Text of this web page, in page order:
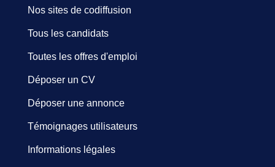
Nos sites de codiffusion
Tous les candidats
Toutes les offres d'emploi
Déposer un CV
Déposer une annonce
Témoignages utilisateurs
Informations légales